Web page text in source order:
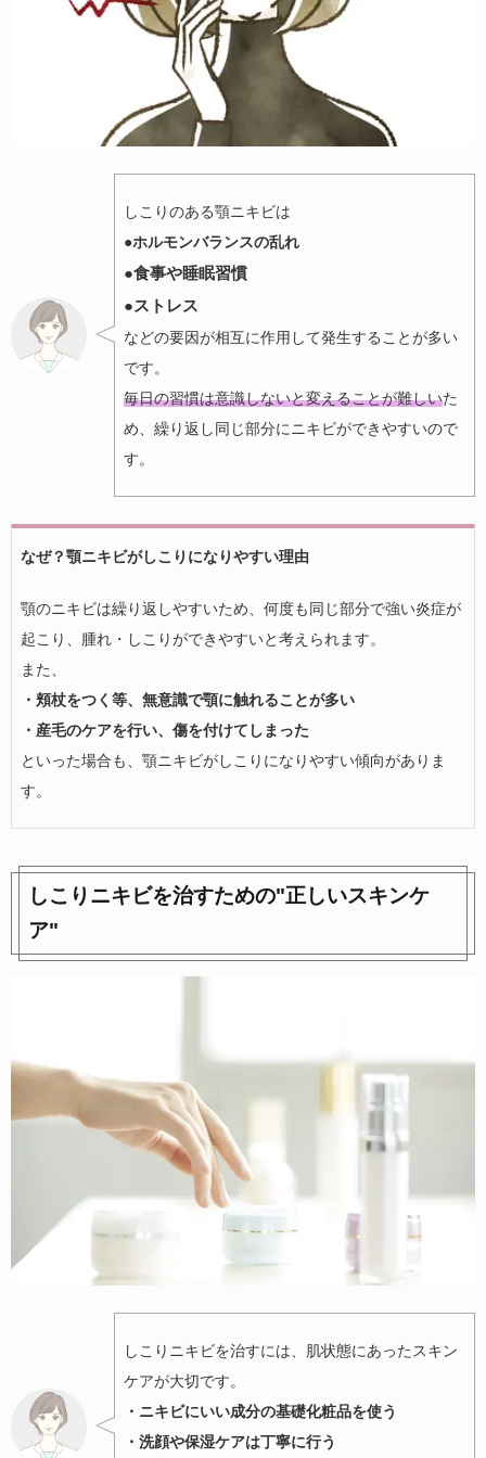
しこりのある顎ニキビは
●ホルモンバランスの乱れ
●食事や睡眠習慣
●ストレス
などの要因が相互に作用して発生することが多い
です。
毎日の習慣は意識しないと変えることが難しいた
め、繰り返し同じ部分にニキビができやすいので
す。
なぜ？顎ニキビがしこりになりやすい理由
顎のニキビは繰り返しやすいため、何度も同じ部分で強い炎症が
起こり、腫れ・しこりができやすいと考えられます。
また、
・頬杖をつく等、無意識で顎に触れることが多い
・産毛のケアを行い、傷を付けてしまった
といった場合も、顎ニキビがしこりになりやすい傾向がありま
す。
しこりニキビを治すための"正しいスキンケ
ア"
しこりニキビを治すには、肌状態にあったスキン
ケアが大切です。
・ニキビにいい成分の基礎化粧品を使う
・洗顔や保湿ケアは丁寧に行う